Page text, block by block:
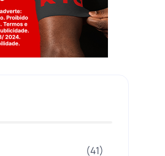
(41)